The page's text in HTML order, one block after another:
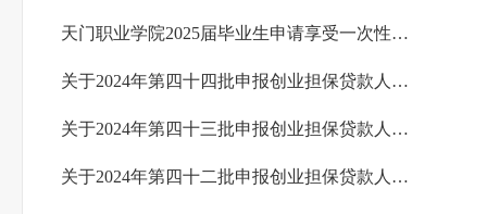
天门职业学院2025届毕业生申请享受一次性求职创业补贴人员名单公示
关于2024年第四十四批申报创业担保贷款人员情况的公示
关于2024年第四十三批申报创业担保贷款人员情况的公示
关于2024年第四十二批申报创业担保贷款人员情况的公示